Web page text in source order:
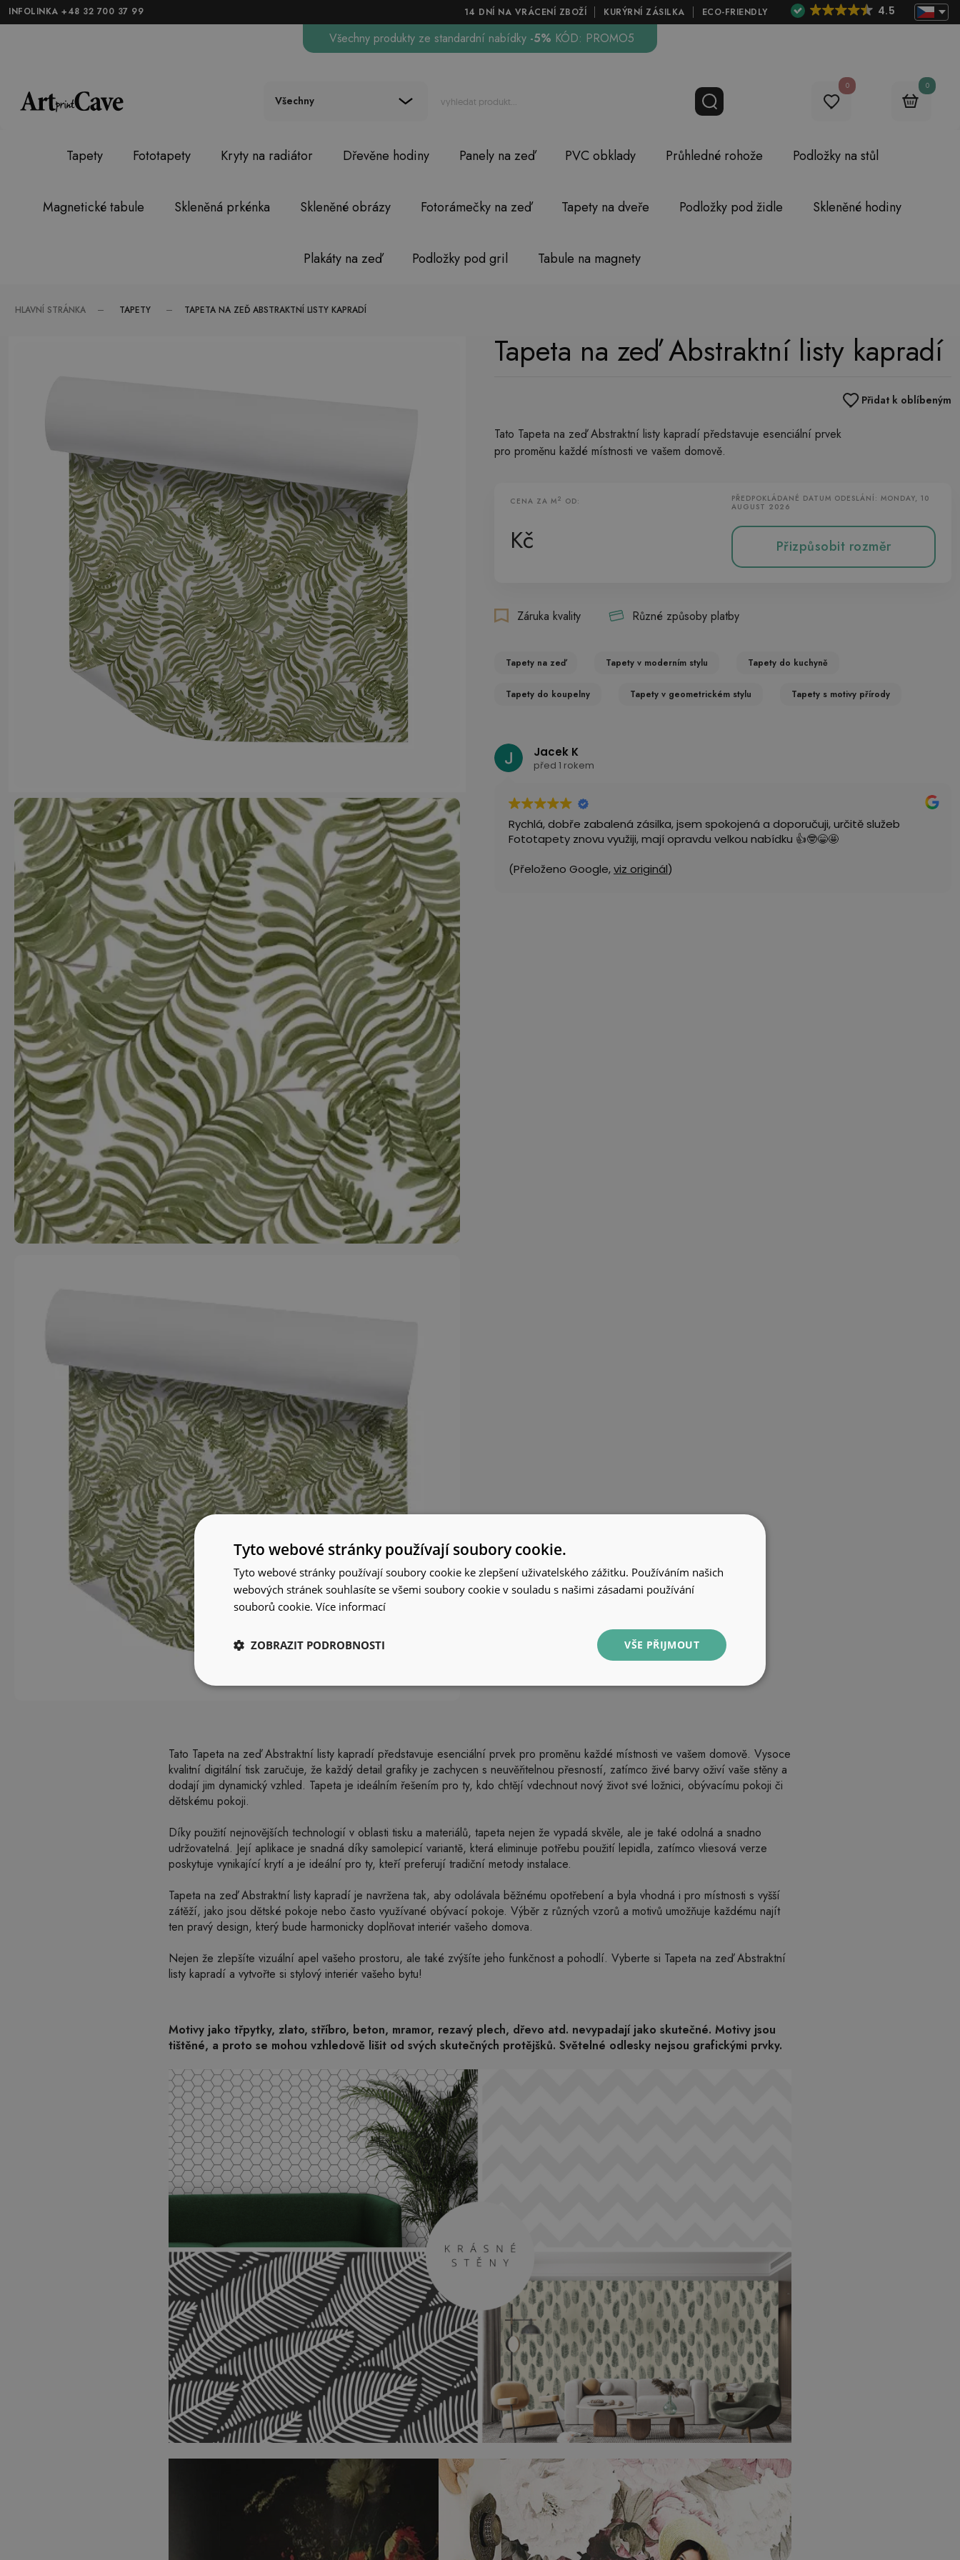
INFOLINKA +48 32 700 37 99 14 DNÍ NA VRÁCENÍ ZBOŽÍ KURÝRNÍ ZÁSILKA ECO-FRIENDLY 4.5
Všechny produkty ze standardní nabídky -5% KÓD: PROMO5
Všechny
0 0
Tapety Fototapety Kryty na radiátor Dřevěne hodiny Panely na zeď PVC obklady Průhledné rohože Podložky na stůl
Magnetické tabule Skleněná prkénka Skleněné obrázy Fotorámečky na zeď Tapety na dveře Podložky pod židle Skleněné hodiny
Plakáty na zeď Podložky pod gril Tabule na magnety
HLAVNÍ STRÁNKA TAPETY TAPETA NA ZEĎ ABSTRAKTNÍ LISTY KAPRADÍ
Tapeta na zeď Abstraktní listy kapradí
Přidat k oblíbeným
Tato Tapeta na zeď Abstraktní listy kapradí představuje esenciální prvek
pro proměnu každé místnosti ve vašem domově.
CENA ZA M2 OD:
Kč
PŘEDPOKLÁDANÉ DATUM ODESLÁNÍ: MONDAY, 10
AUGUST 2026
Přizpůsobit rozměr
Záruka kvality Různé způsoby platby
Tapety na zeď Tapety v moderním stylu Tapety do kuchyně
Tapety do koupelny Tapety v geometrickém stylu Tapety s motivy přírody
Jacek K
před 1 rokem
Rychlá, dobře zabalená zásilka, jsem spokojená a doporučuji, určitě služeb
Fototapety znovu využiji, mají opravdu velkou nabídku 👍🤓😁🤩
(Přeloženo Google,viz originál)
Tato Tapeta na zeď Abstraktní listy kapradí představuje esenciální prvek pro proměnu každé místnosti ve vašem domově. Vysoce
kvalitní digitální tisk zaručuje, že každý detail grafiky je zachycen s neuvěřitelnou přesností, zatímco živé barvy oživí vaše stěny a
dodají jim dynamický vzhled. Tapeta je ideálním řešením pro ty, kdo chtějí vdechnout nový život své ložnici, obývacímu pokoji či
dětskému pokoji.
Díky použití nejnovějších technologií v oblasti tisku a materiálů, tapeta nejen že vypadá skvěle, ale je také odolná a snadno
udržovatelná. Její aplikace je snadná díky samolepicí variantě, která eliminuje potřebu použití lepidla, zatímco vliesová verze
poskytuje vynikající krytí a je ideální pro ty, kteří preferují tradiční metody instalace.
Tapeta na zeď Abstraktní listy kapradí je navržena tak, aby odolávala běžnému opotřebení a byla vhodná i pro místnosti s vyšší
zátěží, jako jsou dětské pokoje nebo často využívané obývací pokoje. Výběr z různých vzorů a motivů umožňuje každému najít
ten pravý design, který bude harmonicky doplňovat interiér vašeho domova.
Nejen že zlepšíte vizuální apel vašeho prostoru, ale také zvýšíte jeho funkčnost a pohodlí. Vyberte si Tapeta na zeď Abstraktní
listy kapradí a vytvořte si stylový interiér vašeho bytu!
Motivy jako třpytky, zlato, stříbro, beton, mramor, rezavý plech, dřevo atd. nevypadají jako skutečné. Motivy jsou
tištěné, a proto se mohou vzhledově lišit od svých skutečných protějšků. Světelné odlesky nejsou grafickými prvky.
Tyto webové stránky používají soubory cookie.
Tyto webové stránky používají soubory cookie ke zlepšení uživatelského zážitku. Používáním našich
webových stránek souhlasíte se všemi soubory cookie v souladu s našimi zásadami používání
souborů cookie. Více informací
VŠE PŘIJMOUT
ZOBRAZIT PODROBNOSTI